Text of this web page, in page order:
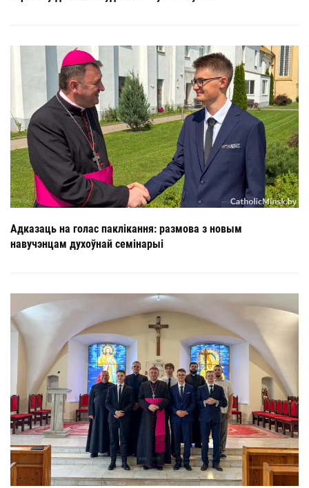
Адказаць на голас паклікання: размова з новым
навучэнцам духоўнай семінарыі